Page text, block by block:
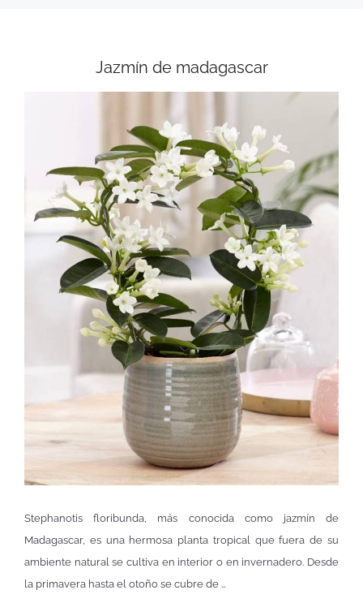
Jazmín de madagascar
Stephanotis floribunda, más conocida como jazmín de
Madagascar, es una hermosa planta tropical que fuera de su
ambiente natural se cultiva en interior o en invernadero. Desde
la primavera hasta el otoño se cubre de …